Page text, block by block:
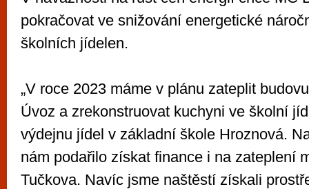
pokračovat ve snižování energetické
školních jídelen.
„V roce 2023 máme v plánu zateplit
Úvoz a zrekonstruovat kuchyni ve školní
výdejnu jídel v základní škole Hroznová.
nám podařilo získat finance i na zateplení
Tučkova. Navíc jsme naštěstí získali